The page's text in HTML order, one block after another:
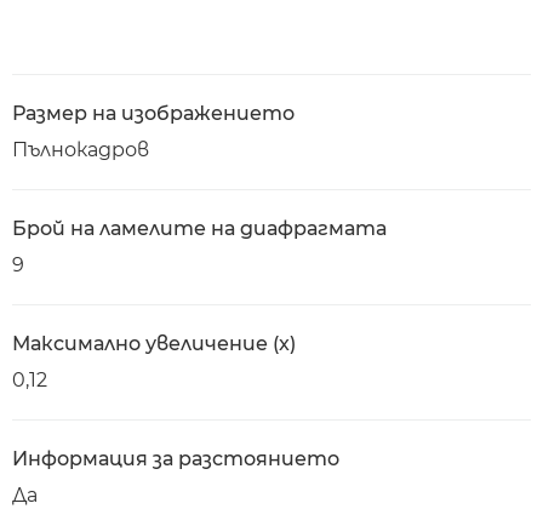
Размер на изображението
Пълнокадров
Брой на ламелите на диафрагмата
9
Максимално увеличение (x)
0,12
Информация за разстоянието
Да